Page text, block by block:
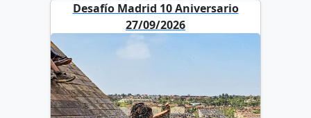
Desafío Madrid 10 Aniversario
27/09/2026